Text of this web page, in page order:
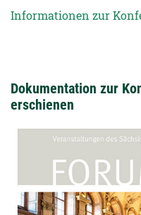
Informationen zur
Dokumentation zur
erschienen